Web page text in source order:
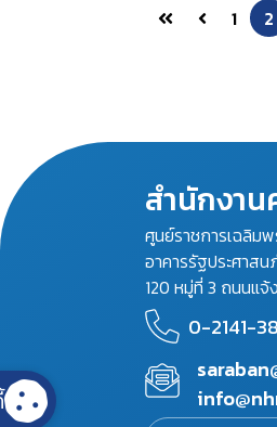
1 2
สำนักงา
ศูนย์ราชการเฉลิม
อาคารรัฐประศาส
120 หมู่ที่ 3 ถนนแ
0-2141-